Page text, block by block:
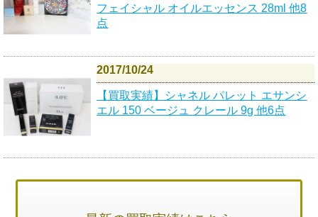
フェイシャル オイルエッセンス 28ml 他8
点
2017/10/24
【買取実績】シャネル パレット エサンシ
エル 150 ベージュ クレール 9g 他6点